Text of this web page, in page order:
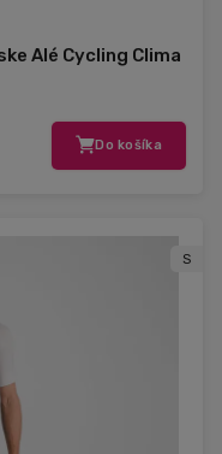
Alé Cycling Clima
Do košíka
S